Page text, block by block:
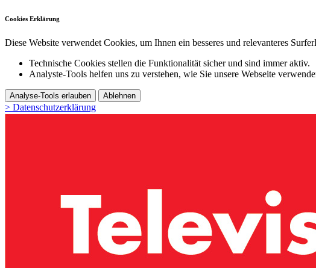
Cookies Erklärung
Diese Website verwendet Cookies, um Ihnen ein besseres und relevanteres
Technische Cookies stellen die Funktionalität sicher und sind immer aktiv.
Analyste-Tools helfen uns zu verstehen, wie Sie unsere Webseite
Analyse-Tools erlauben Ablehnen
> Datenschutzerklärung